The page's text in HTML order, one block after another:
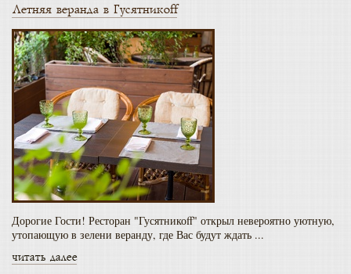
Летняя веранда в Гусятникоff
Дорогие Гости! Ресторан "Гусятникоff" открыл невероятно уютную,
утопающую в зелени веранду, где Вас будут ждать ...
читать далее